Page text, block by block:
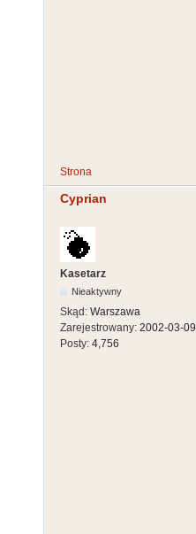
Strona
Cyprian
Kasetarz
Nieaktywny
Skąd: Warszawa
Zarejestrowany: 2002-03-09
Posty: 4,756